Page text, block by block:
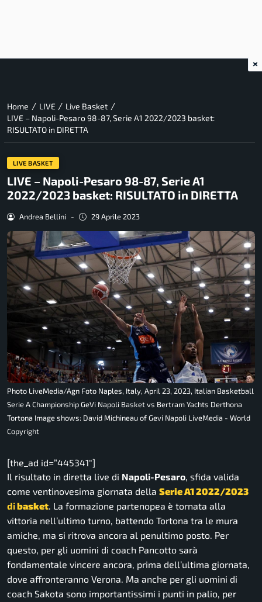
Home / LIVE / Live Basket /
LIVE – Napoli-Pesaro 98-87, Serie A1 2022/2023 basket:
RISULTATO in DIRETTA
LIVE BASKET
LIVE – Napoli-Pesaro 98-87, Serie A1
2022/2023 basket: RISULTATO in DIRETTA
Andrea Bellini - 29 Aprile 2023
Photo LiveMedia/Agn Foto Naples, Italy, April 23, 2023, Italian Basketball
Serie A Championship GeVi Napoli Basket vs Bertram Yachts Derthona
Tortona Image shows: David Michineau of Gevi Napoli LiveMedia - World
Copyright
[the_ad id=”445341″]
Il risultato in diretta live di Napoli-Pesaro, sfida valida
come ventinovesima giornata della Serie A1 2022/2023
dibasket. La formazione partenopea è tornata alla
vittoria nell’ultimo turno, battendo Tortona tra le mura
amiche, ma si ritrova ancora al penultimo posto. Per
questo, per gli uomini di coach Pancotto sarà
fondamentale vincere ancora, prima dell’ultima giornata,
dove affronteranno Verona. Ma anche per gli uomini di
coach Sakota sono importantissimi i punti in palio, per
×